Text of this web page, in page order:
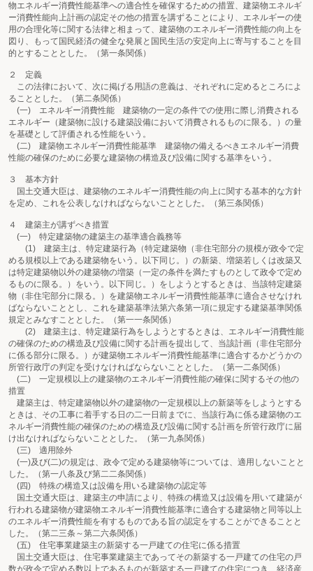
物エネルギー消費性能基準への適合性を確保するための措置、建築物エネルギ
ー消費性能向上計画の認定その他の措置を講ずることにより、エネルギーの使
用の合理化等に関する法律と相まって、建築物のエネルギー消費性能の向上を
図り、もって国民経済の健全な発展と国民生活の安定向上に寄与することを目
的とすることとした。（第一条関係）
２ 定義
この法律において、次に掲げる用語の意義は、それぞれに定めるところによ
ることとした。（第二条関係）
(一) エネルギー消費性能 建築物の一定の条件での使用に際し消費される
エネルギー（建築物に設ける建築設備において消費されるものに限る。）の量
を基礎として評価される性能をいう。
(二) 建築物エネルギー消費性能基準 建築物の備えるべきエネルギー消費
性能の確保のために必要な建築物の構造及び設備に関する基準をいう。
３ 基本方針
国土交通大臣は、建築物のエネルギー消費性能の向上に関する基本的な方針
を定め、これを公表しなければならないこととした。（第三条関係）
４ 建築主が講ずべき措置
(一) 特定建築物の建築主の基準適合義務等
(1) 建築主は、特定建築行為（特定建築物（非住宅部分の規模が政令で定
める規模以上である建築物をいう。以下同じ。）の新築、増築若しくは改築又
は特定建築物以外の建築物の増築（一定の条件を満たすものとして政令で定め
るものに限る。）をいう。以下同じ。）をしようとするときは、当該特定建築
物（非住宅部分に限る。）を建築物エネルギー消費性能基準に適合させなけれ
ばならないこととし、これを建築基準法第六条第一項に規定する建築基準関係
規定とみなすこととした。（第一一条関係）
(2) 建築主は、特定建築行為をしようとするときは、エネルギー消費性能
の確保のための構造及び設備に関する計画を提出して、当該計画（非住宅部分
に係る部分に限る。）が建築物エネルギー消費性能基準に適合するかどうかの
所管行政庁の判定を受けなければならないこととした。（第一二条関係）
(二) 一定規模以上の建築物のエネルギー消費性能の確保に関するその他の
措置
建築主は、特定建築物以外の建築物の一定規模以上の新築等をしようとする
ときは、その工事に着手する日の二一日前までに、当該行為に係る建築物のエ
ネルギー消費性能の確保のための構造及び設備に関する計画を所管行政庁に届
け出なければならないこととした。（第一九条関係）
(三) 適用除外
(一)及び(二)の規定は、政令で定める建築物等については、適用しないことと
した。（第一八条及び第二二条関係）
(四) 特殊の構造又は設備を用いる建築物の認定等
国土交通大臣は、建築主の申請により、特殊の構造又は設備を用いて建築が
行われる建築物が建築物エネルギー消費性能基準に適合する建築物と同等以上
のエネルギー消費性能を有するものである旨の認定をすることができることと
した。（第二三条～第二六条関係）
(五) 住宅事業建築主の新築する一戸建ての住宅に係る措置
国土交通大臣は、住宅事業建築主であってその新築する一戸建ての住宅の戸